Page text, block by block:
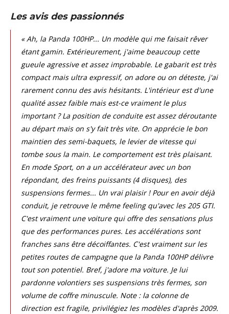
Les avis des passionnés
« Ah, la Panda 100HP... Un modèle qui me faisait rêver
étant gamin. Extérieurement, j'aime beaucoup cette
gueule agressive et assez improbable. Le gabarit est très
compact mais ultra expressif, on adore ou on déteste, j'ai
rarement connu des avis hésitants. L'intérieur est d'une
qualité assez faible mais est-ce vraiment le plus
important ? La position de conduite est assez déroutante
au départ mais on s'y fait très vite. On apprécie le bon
maintien des semi-baquets, le levier de vitesse qui
tombe sous la main. Le comportement est très plaisant.
En mode Sport, on a un accélérateur avec un bon
répondant, des freins puissants (4 disques), des
suspensions fermes... Un vrai plaisir ! Pour en avoir déjà
conduit, je retrouve le même feeling qu'avec les 205 GTI.
C'est vraiment une voiture qui offre des sensations plus
que des performances pures. Les accélérations sont
franches sans être décoiffantes. C'est vraiment sur les
petites routes de campagne que la Panda 100HP délivre
tout son potentiel. Bref, j'adore ma voiture. Je lui
pardonne volontiers ses suspensions très fermes, son
volume de coffre minuscule. Note : la colonne de
direction est fragile, privilégiez les modèles d'après 2009.